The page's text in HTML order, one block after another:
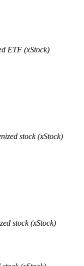
renda passiva
ETF (xStock)
stock (xStock)
stock (xStock)